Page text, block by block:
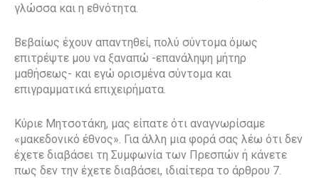
γλώσσα και η εθνότητα.
Βεβαίως έχουν απαντηθεί, πολύ σύντομα όμως
επιτρέψτε μου να ξαναπώ -επανάληψη μήτηρ
μαθήσεως- και εγώ ορισμένα σύντομα και
επιγραμματικά επιχειρήματα.
Κύριε Μητσοτάκη, μας είπατε ότι αναγνωρίσαμε
«μακεδονικό έθνος». Για άλλη μια φορά σας λέω ότι δεν
έχετε διαβάσει τη Συμφωνία των Πρεσπών ή κάνετε
πως δεν την έχετε διαβάσει, ιδιαίτερα το άρθρου 7.